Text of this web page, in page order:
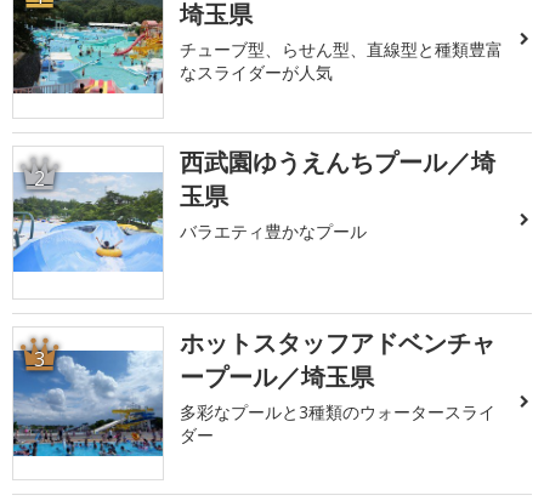
埼玉県
チューブ型、らせん型、直線型と種類豊富
なスライダーが人気
2
西武園ゆうえんちプール／埼
玉県
バラエティ豊かなプール
3
ホットスタッフアドベンチャ
ープール／埼玉県
多彩なプールと3種類のウォータースライ
ダー